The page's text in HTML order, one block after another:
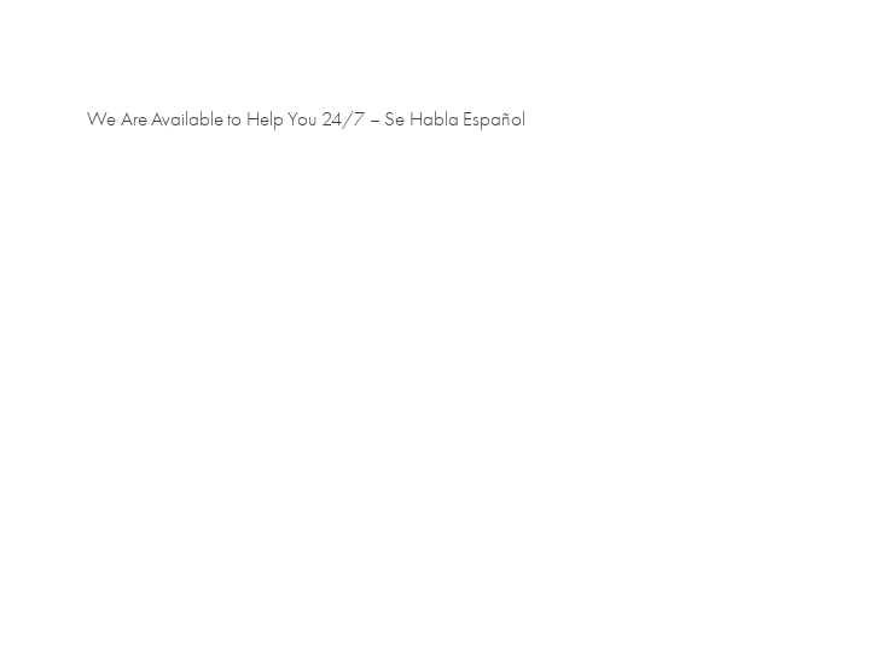
We Are Available to Help You 24/7 – Se Habla Español